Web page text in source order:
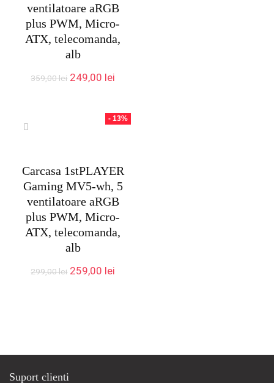
ventilatoare aRGB
plus PWM, Micro-
ATX, telecomanda,
alb
359,00lei Prețul
359,00 lei.
249,00 lei
249,00 lei.
- 13%
Carcasa 1stPLAYER
Gaming MV5-wh, 5
ventilatoare aRGB
plus PWM, Micro-
ATX, telecomanda,
alb
299,00lei Prețul
259,00 lei
Suport clienti